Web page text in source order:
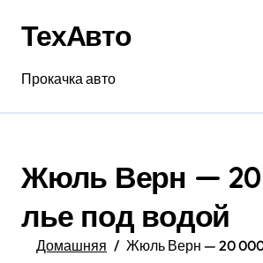
содержанию
ТехАвто
Прокачка авто
Жюль Верн — 20
лье под водой
Домашняя Жюль Верн — 20 000